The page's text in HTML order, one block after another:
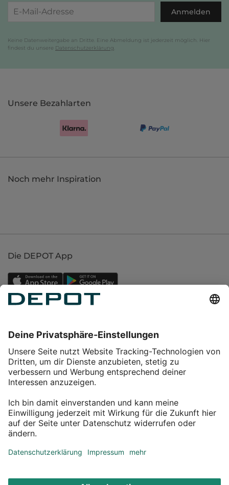
Anmelden
Keine Datenweitergabe an Dritte. Eine Abmeldung ist jederzeit möglich. Hier
findest du unsere Datenschutzerklärung
Unsere Bezahlarten
Noch mehr Inspiration
Die DEPOT App
Service
Über DEPOT
Kontakt